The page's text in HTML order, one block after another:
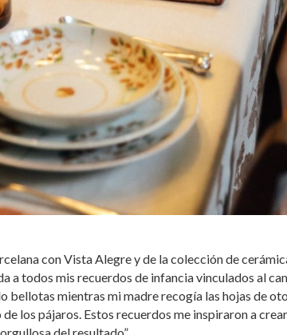
con Vista Alegre y de la colección de
a todos mis recuerdos de infancia vinculados al
bellotas mientras mi madre recogía las hojas de
los pájaros. Estos recuerdos me inspiraron a crear